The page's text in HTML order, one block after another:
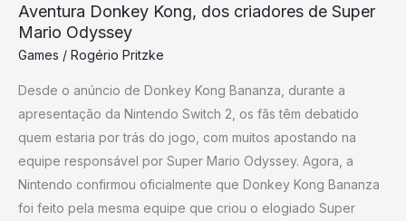
Aventura Donkey Kong, dos criadores de Super
Mario Odyssey
Games / Rogério Pritzke
Desde o anúncio de Donkey Kong Bananza, durante a
apresentação da Nintendo Switch 2, os fãs têm debatido
quem estaria por trás do jogo, com muitos apostando na
equipe responsável por Super Mario Odyssey. Agora, a
Nintendo confirmou oficialmente que Donkey Kong Bananza
foi feito pela mesma equipe que criou o elogiado Super